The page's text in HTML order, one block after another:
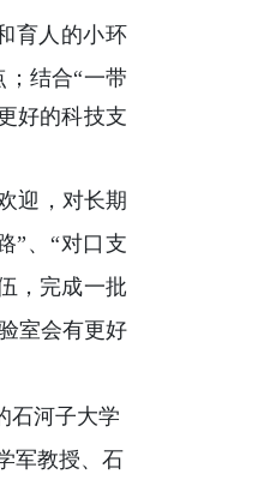
育人的小环
；结合“一带
好的科技支
迎，对长期
”、“对口支
，完成一批
室会有更好
石河子大学
军教授、石